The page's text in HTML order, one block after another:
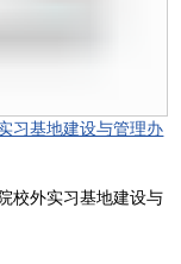
习基地建设与管理办
校外实习基地建设与